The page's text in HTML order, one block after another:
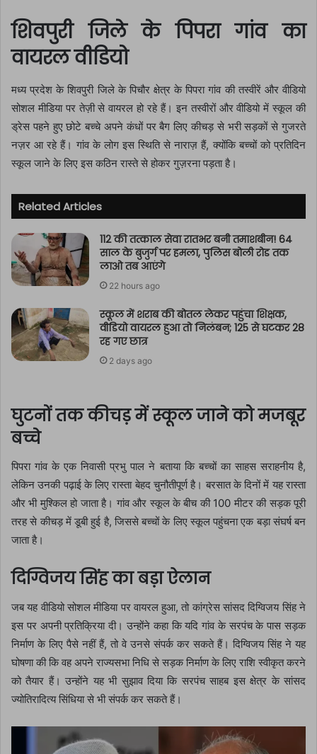
शिवपुरी जिले के पिपरा गांव का
वायरल वीडियो
मध्य प्रदेश के शिवपुरी जिले के पिचौर क्षेत्र के पिपरा गांव की तस्वीरें और वीडियो
सोशल मीडिया पर तेज़ी से वायरल हो रहे हैं। इन तस्वीरों और वीडियो में स्कूल की
ड्रेस पहने हुए छोटे बच्चे अपने कंधों पर बैग लिए कीचड़ से भरी सड़कों से गुजरते
नज़र आ रहे हैं। गांव के लोग इस स्थिति से नाराज़ हैं, क्योंकि बच्चों को प्रतिदिन
स्कूल जाने के लिए इस कठिन रास्ते से होकर गुज़रना पड़ता है।
Related Articles
112 की तत्काल सेवा रातभर बनी तमाशबीन! 64
साल के बुजुर्ग पर हमला, पुलिस बोली रोड तक
लाओ तब आएंगे
22 hours ago
स्कूल में शराब की बोतल लेकर पहुंचा शिक्षक,
वीडियो वायरल हुआ तो निलंबन; 125 से घटकर 28
रह गए छात्र
2 days ago
घुटनों तक कीचड़ में स्कूल जाने को मजबूर
बच्चे
पिपरा गांव के एक निवासी प्रभु पाल ने बताया कि बच्चों का साहस सराहनीय है,
लेकिन उनकी पढ़ाई के लिए रास्ता बेहद चुनौतीपूर्ण है। बरसात के दिनों में यह रास्ता
और भी मुश्किल हो जाता है। गांव और स्कूल के बीच की 100 मीटर की सड़क पूरी
तरह से कीचड़ में डूबी हुई है, जिससे बच्चों के लिए स्कूल पहुंचना एक बड़ा संघर्ष बन
जाता है।
दिग्विजय सिंह का बड़ा ऐलान
जब यह वीडियो सोशल मीडिया पर वायरल हुआ, तो कांग्रेस सांसद दिग्विजय सिंह ने
इस पर अपनी प्रतिक्रिया दी। उन्होंने कहा कि यदि गांव के सरपंच के पास सड़क
निर्माण के लिए पैसे नहीं हैं, तो वे उनसे संपर्क कर सकते हैं। दिग्विजय सिंह ने यह
घोषणा की कि वह अपने राज्यसभा निधि से सड़क निर्माण के लिए राशि स्वीकृत करने
को तैयार हैं। उन्होंने यह भी सुझाव दिया कि सरपंच साहब इस क्षेत्र के सांसद
ज्योतिरादित्य सिंधिया से भी संपर्क कर सकते हैं।